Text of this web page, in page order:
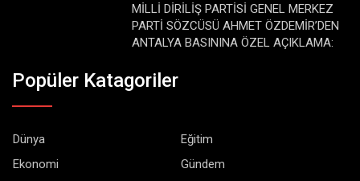
MİLLİ DİRİLİŞ PARTİSİ GENEL MERKEZ
PARTİ SÖZCÜSÜ AHMET ÖZDEMİR’DEN
ANTALYA BASININA ÖZEL AÇIKLAMA:
Popüler Katagoriler
Dünya
Eğitim
Ekonomi
Gündem